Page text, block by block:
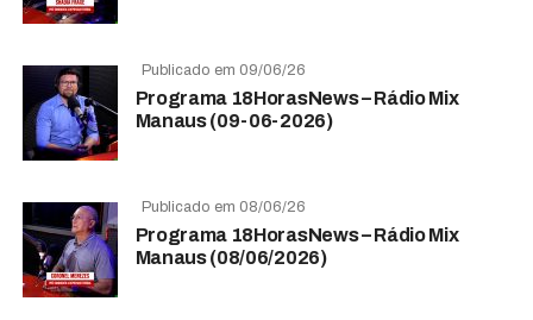
Publicado em 09/06/26
Programa 18HorasNews​​​​​​​​​​​​ – Rádio Mix
Manaus (09-06-2026)
Publicado em 08/06/26
Programa 18HorasNews​​​​​​​​​​​​ – Rádio Mix
Manaus (08/06/2026)